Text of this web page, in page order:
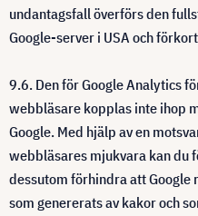
undantagsfall överförs den
Google-server i USA och
9.6. Den för Google Analytics
webbläsare kopplas inte ihop
Google. Med hjälp av en
webbläsares mjukvara kan du
dessutom förhindra att
som genererats av kakor och